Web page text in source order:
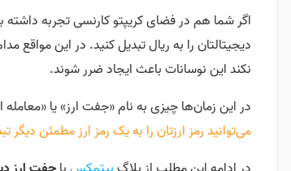
اگر شما هم در فضای کریپتو کارنسی تجربه
دیجیتالتان را به ریال تبدیل کنید. در این مواقع
نکند این نوسانات باعث ایجاد ضرر شوند.
در این زمان‌ها چیزی به نام «جفت ارز» یا
می‌توانید رمز ارزتان را به یک رمز ارز مطمئن دیگر